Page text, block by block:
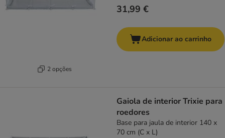
2 opções
31,99 €
Adicionar ao carrinho
Gaiola de interior Trixie para
roedores
Base para jaula de interior 140 x
70 cm (C x L)